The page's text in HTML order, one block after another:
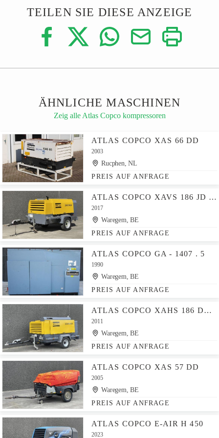
TEILEN SIE DIESE ANZEIGE
ÄHNLICHE MASCHINEN
Zeig alle Atlas Copco kompressoren
ATLAS COPCO XAS 66 DD
2003
Rucphen, NL
PREIS AUF ANFRAGE
ATLAS COPCO XAVS 186 JD - N
2017
Waregem, BE
PREIS AUF ANFRAGE
ATLAS COPCO GA - 1407 . 5
1990
Waregem, BE
PREIS AUF ANFRAGE
ATLAS COPCO XAHS 186 DD - N
2011
Waregem, BE
PREIS AUF ANFRAGE
ATLAS COPCO XAS 57 DD
2005
Waregem, BE
PREIS AUF ANFRAGE
ATLAS COPCO E-AIR H 450
2023